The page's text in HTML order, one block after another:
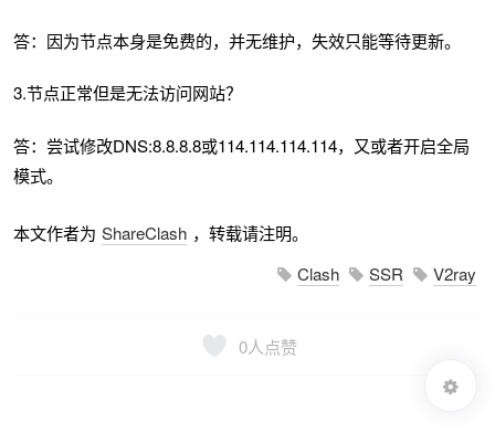
答：因为节点本身是免费的，并无维护，失效只能等待更新。
3.节点正常但是无法访问网站？
答：尝试修改DNS:8.8.8.8或114.114.114.114，又或者开启全局
模式。
本文作者为 ShareClash ，转载请注明。
Clash
SSR V2ray
0人点赞